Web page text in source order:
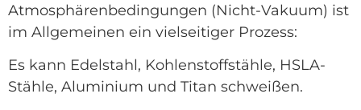
Atmosphärenbedingungen (Nicht-Vakuum) ist
im Allgemeinen ein vielseitiger Prozess:
Es kann Edelstahl, Kohlenstoffstähle, HSLA-
Stähle, Aluminium und Titan schweißen.